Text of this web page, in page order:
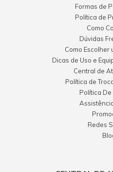
Formas de
Política de
Como
Dúvidas
Como Escolher
Dicas de Uso e
Central de
Política de
Política
Redes